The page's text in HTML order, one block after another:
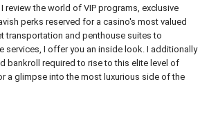
review the world of VIP programs, exclusive
perks reserved for a casino's most valued
transportation and penthouse suites to
services, I offer you an inside look. I additionally
bankroll required to rise to this elite level of
a glimpse into the most luxurious side of the